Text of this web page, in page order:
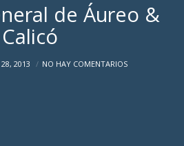
de Áureo &
Calicó
28, 2013 NO HAY COMENTARIOS